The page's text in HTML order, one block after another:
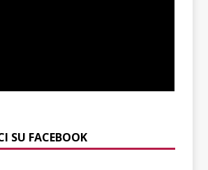
SU FACEBOOK